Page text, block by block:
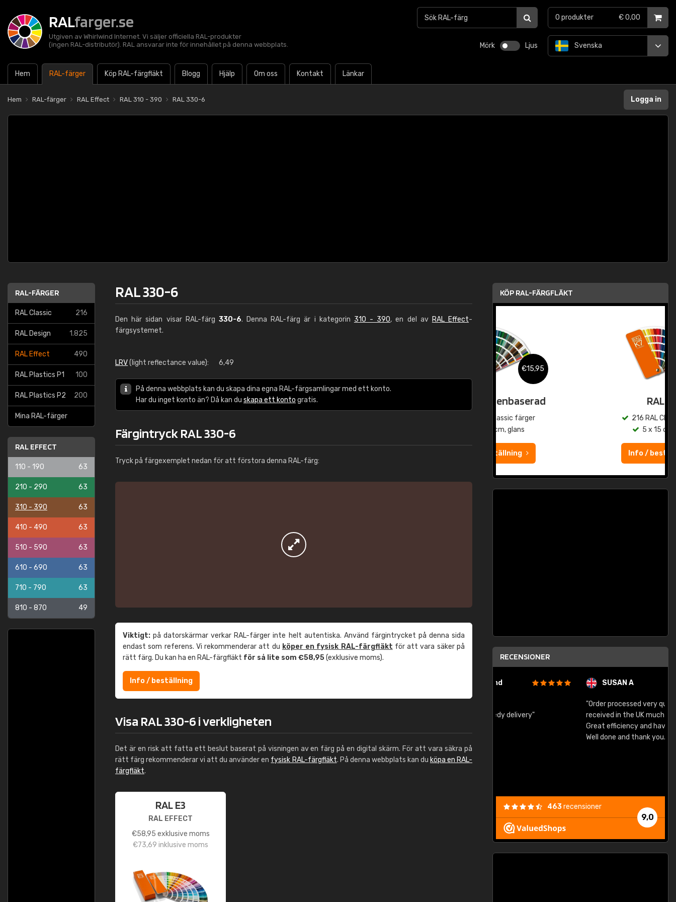
RALfarger.se
Utgiven av Whirlwind Internet. Vi säljer officiella RAL-produkter
(ingen RAL-distributör). RAL ansvarar inte för innehållet på denna webbplats.
Mörk Ljus
Hem RAL-färger Köp RAL-färgfläkt Blogg Hjälp Om oss Kontakt Länkar
Svenska
0 produkter € 0,00
Hem RAL-färger RAL Effect RAL 310 - 390 RAL 330-6 Logga in
RAL-FÄRGER
RAL Classic 216
RAL Design 1.825
RAL Effect 490
RAL Plastics P1 100
RAL Plastics P2 200
Mina RAL-färger
RAL EFFECT
110 - 190 63
210 - 290 63
310 - 390 63
410 - 490 63
510 - 590 63
610 - 690 63
710 - 790 63
810 - 870 49
RAL 330-6
Den här sidan visar RAL-färg 330-6. Denna RAL-färg är i kategorin 310 - 390, en del av RAL Effect-
färgsystemet.
LRV(light reflectance value): 6,49
På denna webbplats kan du skapa dina egna RAL-färgsamlingar med ett konto.
Har du inget konto än? Då kan du skapa ett konto gratis.
Färgintryck RAL 330-6
Tryck på färgexemplet nedan för att förstora denna RAL-färg:
Viktigt: på datorskärmar verkar RAL-färger inte helt autentiska. Använd färgintrycket på denna sida
endast som referens. Vi rekommenderar att du köper en fysisk RAL-färgfläkt för att vara säker på
rätt färg. Du kan ha en RAL-färgfläkt för så lite som €58,95(exklusive moms).
Info / beställning
Visa RAL 330-6 i verkligheten
Det är en risk att fatta ett beslut baserat på visningen av en färg på en digital skärm. För att vara säkra på
rätt färg rekommenderar vi att du använder en fysisk RAL-färgfläkt. På denna webbplats kan du köpa en RAL-
färgfläkt.
RAL E3
RAL EFFECT
€58,95 exklusive moms
€73,69 inklusive moms
KÖP RAL-FÄRGFLÄKT
RECENSIONER
SUSAN A
"Order processed very quickly. Samples
received in the UK much earlier than expected.
Great efficiency and have already used again.
9,0
463recensioner